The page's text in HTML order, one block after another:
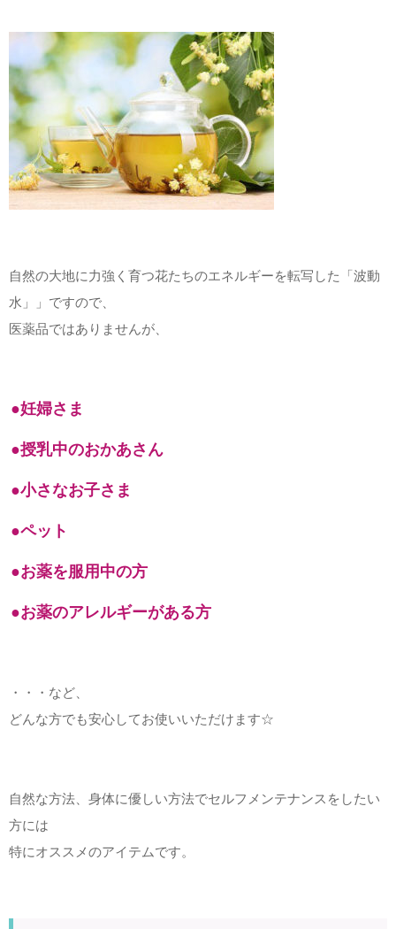
自然の大地に力強く育つ花たちのエネルギーを転写した「波動
水」」ですので、
医薬品ではありませんが、
●妊婦さま
●授乳中のおかあさん
●小さなお子さま
●ペット
●お薬を服用中の方
●お薬のアレルギーがある方
・・・など、
どんな方でも安心してお使いいただけます☆
自然な方法、身体に優しい方法でセルフメンテナンスをしたい
方には
特にオススメのアイテムです。